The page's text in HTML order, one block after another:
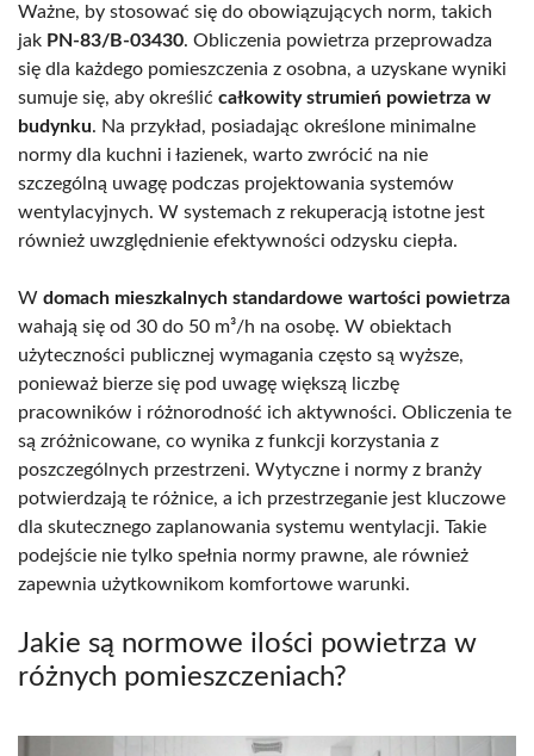
Ważne, by stosować się do obowiązujących norm, takich
jak PN-83/B-03430. Obliczenia powietrza przeprowadza
się dla każdego pomieszczenia z osobna, a uzyskane wyniki
sumuje się, aby określić całkowity strumień powietrza w
budynku. Na przykład, posiadając określone minimalne
normy dla kuchni i łazienek, warto zwrócić na nie
szczególną uwagę podczas projektowania systemów
wentylacyjnych. W systemach z rekuperacją istotne jest
również uwzględnienie efektywności odzysku ciepła.
W domach mieszkalnych standardowe wartości powietrza
wahają się od 30 do 50 m³/h na osobę. W obiektach
użyteczności publicznej wymagania często są wyższe,
ponieważ bierze się pod uwagę większą liczbę
pracowników i różnorodność ich aktywności. Obliczenia te
są zróżnicowane, co wynika z funkcji korzystania z
poszczególnych przestrzeni. Wytyczne i normy z branży
potwierdzają te różnice, a ich przestrzeganie jest kluczowe
dla skutecznego zaplanowania systemu wentylacji. Takie
podejście nie tylko spełnia normy prawne, ale również
zapewnia użytkownikom komfortowe warunki.
Jakie są normowe ilości powietrza w
różnych pomieszczeniach?